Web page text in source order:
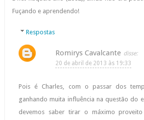
Fuçando e aprendendo!
Respostas
Romirys Cavalcante
20 de abril de 2013 às 19:33
Pois é Charles, com o passar dos
ganhando muita influência na questão do
devemos saber tirar o máximo